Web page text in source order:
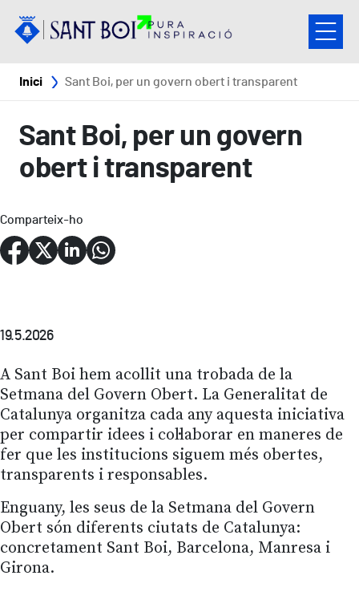
Fil d'ariadna
Inici Sant Boi, per un govern obert i transparent
Sant Boi, per un govern
obert i transparent
Comparteix-ho
19.5.2026
A Sant Boi hem acollit una trobada de la
Setmana del Govern Obert. La Generalitat de
Catalunya organitza cada any aquesta iniciativa
per compartir idees i col·laborar en maneres de
fer que les institucions siguem més obertes,
transparents i responsables.
Enguany, les seus de la Setmana del Govern
Obert són diferents ciutats de Catalunya:
concretament Sant Boi, Barcelona, Manresa i
Girona.